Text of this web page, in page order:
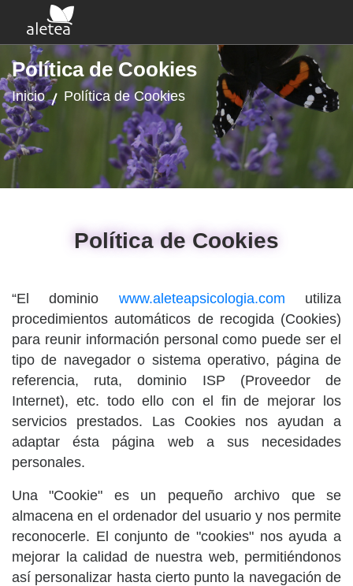
Política de Cookies
Inicio Política de Cookies
Política de Cookies
“El dominio www.aleteapsicologia.com utiliza
procedimientos automáticos de recogida (Cookies)
para reunir información personal como puede ser el
tipo de navegador o sistema operativo, página de
referencia, ruta, dominio ISP (Proveedor de
Internet), etc. todo ello con el fin de mejorar los
servicios prestados. Las Cookies nos ayudan a
adaptar ésta página web a sus necesidades
personales.
Una "Cookie" es un pequeño archivo que se
almacena en el ordenador del usuario y nos permite
reconocerle. El conjunto de "cookies" nos ayuda a
mejorar la calidad de nuestra web, permitiéndonos
así personalizar hasta cierto punto la navegación de